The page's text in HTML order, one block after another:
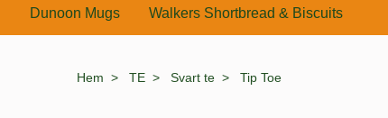
Dunoon Mugs
Walkers Shortbread & Biscuits
Hem TE Svart te Tip Toe